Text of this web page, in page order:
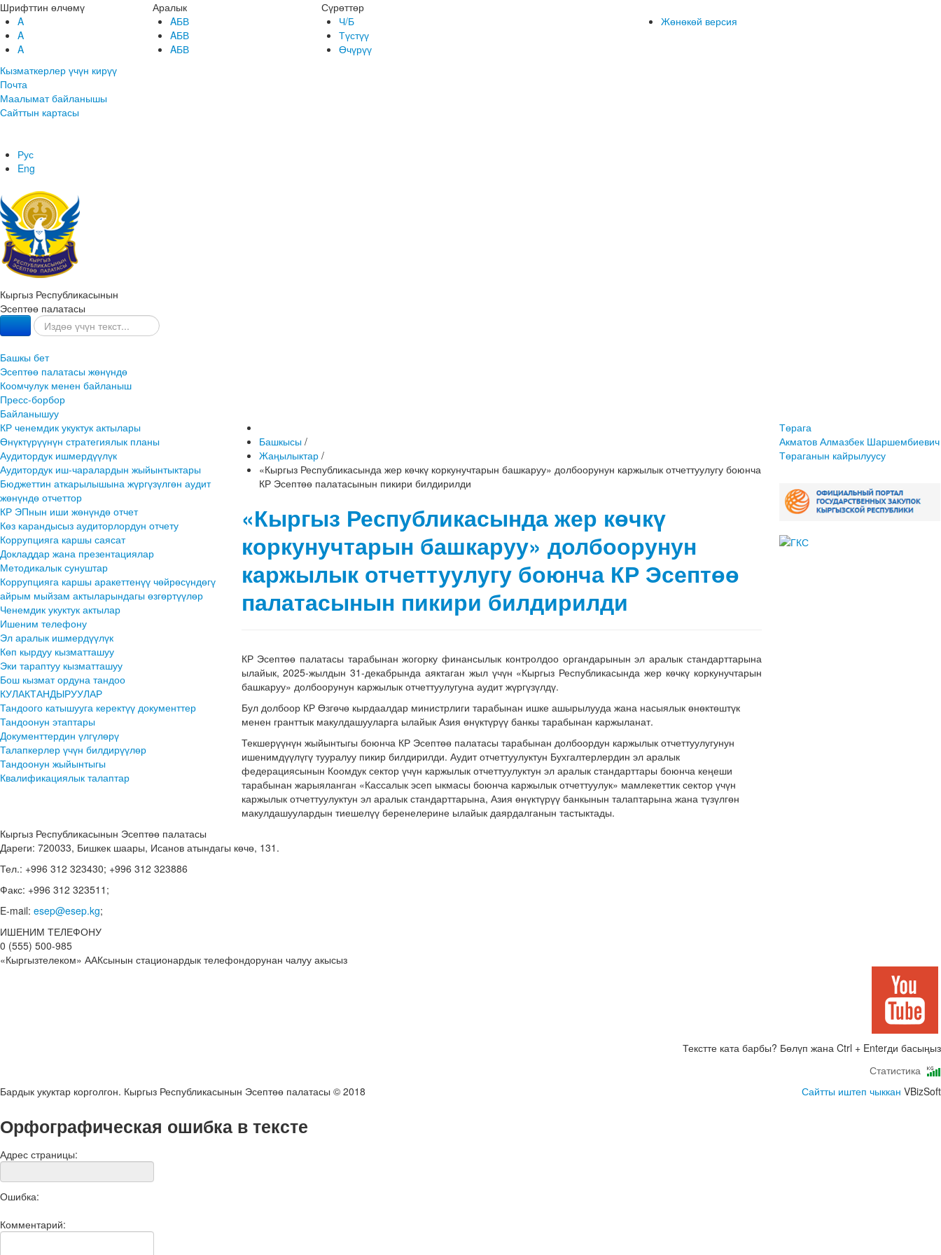
Шрифттин өлчөмү
A
A
A
Аралык
AБВ
AБВ
AБВ
Сүрөттөр
Ч/Б
Түстүү
Өчүрүү
Жөнөкөй версия
Кызматкерлер үчүн кирүү
Почта
Маалымат байланышы
Сайттын картасы
Рус
Eng
Кыргыз Республикасынын
Эсептөө палатасы
Башкы бет
Эсептөө палатасы жөнүндө
Коомчулук менен байланыш
Пресс-борбор
Байланышуу
КР ченемдик укуктук актылары
Өнүктүрүүнүн стратегиялык планы
Аудитордук ишмердүүлүк
Аудитордук иш-чаралардын жыйынтыктары
Бюджеттин аткарылышына жүргүзүлгөн аудит
жөнүндө отчеттор
КР ЭПнын иши жөнүндө отчет
Көз карандысыз аудиторлордун отчету
Коррупцияга каршы саясат
Докладдар жана презентациялар
Методикалык сунуштар
Коррупцияга каршы аракеттенүү чөйрөсүндөгү
айрым мыйзам актыларындагы өзгөртүүлөр
Ченемдик укуктук актылар
Ишеним телефону
Эл аралык ишмердүүлүк
Көп кырдуу кызматташуу
Эки тараптуу кызматташуу
Бош кызмат ордуна тандоо
КУЛАКТАНДЫРУУЛАР
Тандоого катышууга керектүү документтер
Тандоонун этаптары
Документтердин үлгүлөрү
Талапкерлер үчүн билдирүүлөр
Тандоонун жыйынтыгы
Квалификациялык талаптар
Башкысы /
Жаңылыктар /
​«Кыргыз Республикасында жер көчкү коркунучтарын башкаруу» долбоорунун каржылык отчеттуулугу боюнча
КР Эсептөө палатасынын пикири билдирилди
​«Кыргыз Республикасында жер көчкү
коркунучтарын башкаруу» долбоорунун
каржылык отчеттуулугу боюнча КР Эсептөө
палатасынын пикири билдирилди
​КР Эсептөө палатасы тарабынан жогорку финансылык контролдоо органдарынын эл аралык стандарттарына
ылайык, 2025-жылдын 31-декабрында аяктаган жыл үчүн «Кыргыз Республикасында жер көчкү коркунучтарын
башкаруу» долбоорунун каржылык отчеттуулугуна аудит жүргүзүлдү.
​Бул долбоор КР Өзгөчө кырдаалдар министрлиги тарабынан ишке ашырылууда жана насыялык өнөктөштүк
менен гранттык макулдашууларга ылайык Азия өнүктүрүү банкы тарабынан каржыланат.
​Текшерүүнүн жыйынтыгы боюнча КР Эсептөө палатасы тарабынан долбоордун каржылык отчеттуулугунун
ишенимдүүлүгү тууралуу пикир билдирилди. Аудит отчеттуулуктун Бухгалтерлердин эл аралык
федерациясынын Коомдук сектор үчүн каржылык отчеттуулуктун эл аралык стандарттары боюнча кеңеши
тарабынан жарыяланган «Кассалык эсеп ыкмасы боюнча каржылык отчеттуулук» мамлекеттик сектор үчүн
каржылык отчеттуулуктун эл аралык стандарттарына, Азия өнүктүрүү банкынын талаптарына жана түзүлгөн
макулдашуулардын тиешелүү беренелерине ылайык даярдалганын тастыктады.
Төрага
Акматов Алмазбек Шаршембиевич
Төраганын кайрылуусу
Кыргыз Республикасынын Эсептөө палатасы
Дареги: 720033, Бишкек шаары, Исанов атындагы көчө, 131.
Тел.: +996 312 323430; +996 312 323886
Факс: +996 312 323511;
E-mail: esep@esep.kg;
ИШЕНИМ ТЕЛЕФОНУ
0 (555) 500-985
«Кыргызтелеком» ААКсынын стационардык телефондорунан чалуу акысыз
Текстте ката барбы? Бөлүп жана Ctrl + Enterди басыңыз
Статистика
Бардык укуктар корголгон. Кыргыз Республикасынын Эсептөө палатасы © 2018
Сайтты иштеп чыккан VBizSoft
Орфографическая ошибка в тексте
Адрес страницы:
Ошибка:
Комментарий: